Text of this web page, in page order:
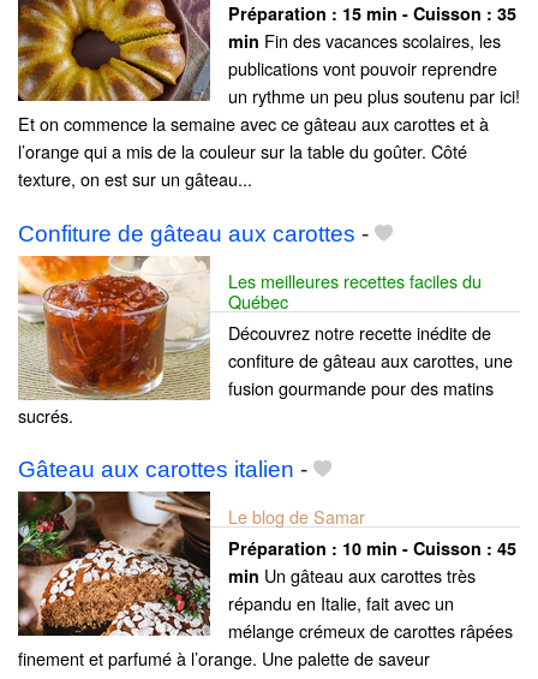
Préparation : 15 min - Cuisson : 35
min Fin des vacances scolaires, les
publications vont pouvoir reprendre
un rythme un peu plus soutenu par ici!
Et on commence la semaine avec ce gâteau aux carottes et à
l’orange qui a mis de la couleur sur la table du goûter. Côté
texture, on est sur un gâteau...
Confiture de gâteau aux carottes -
Les meilleures recettes faciles du
Québec
Découvrez notre recette inédite de
confiture de gâteau aux carottes, une
fusion gourmande pour des matins
sucrés.
Gâteau aux carottes italien -
Le blog de Samar
Préparation : 10 min - Cuisson : 45
min Un gâteau aux carottes très
répandu en Italie, fait avec un
mélange crémeux de carottes râpées
finement et parfumé à l’orange. Une palette de saveur